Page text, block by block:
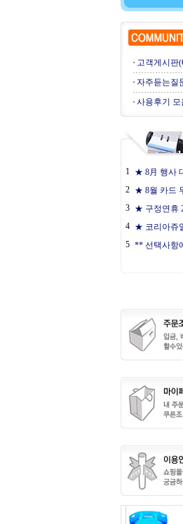
고객게시판
자주듣는질
사용후기 모
1 ★ 8月 행사
2 ★ 8월 카드
3 ★ 구정연휴
4 ★ 코리아쥬
5 ** 선택사항